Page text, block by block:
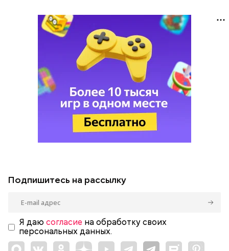
Подпишитесь на рассылку
Я даю согласие на обработку своих
персональных данных.